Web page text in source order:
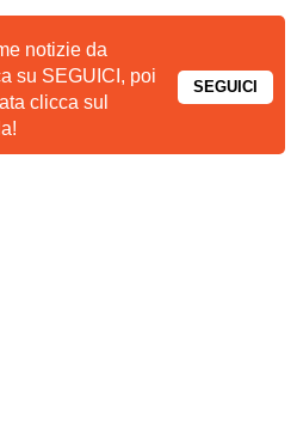
notizie da
su SEGUICI, poi
clicca sul
SEGUICI